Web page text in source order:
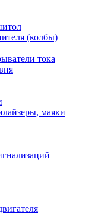
(колбы)
тока
маяки